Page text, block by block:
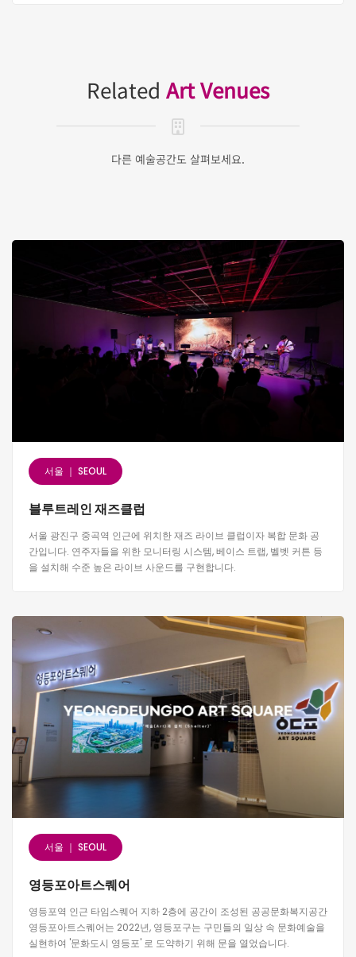
Related Art Venues
다른 예술공간도 살펴보세요.
서울 ｜ SEOUL
블루트레인 재즈클럽
서울 광진구 중곡역 인근에 위치한 재즈 라이브 클럽이자 복합 문화 공
간입니다. 연주자들을 위한 모니터링 시스템, 베이스 트랩, 벨벳 커튼 등
을 설치해 수준 높은 라이브 사운드를 구현합니다.
서울 ｜ SEOUL
영등포아트스퀘어
​영등포역 인근 타임스퀘어 지하 2층에 공간이 조성된 공공문화복지공간
영등포아트스퀘어는 2022년, 영등포구는 구민들의 일상 속 문화예술을
실현하여 '문화도시 영등포' 로 도약하기 위해 문을 열었습니다.